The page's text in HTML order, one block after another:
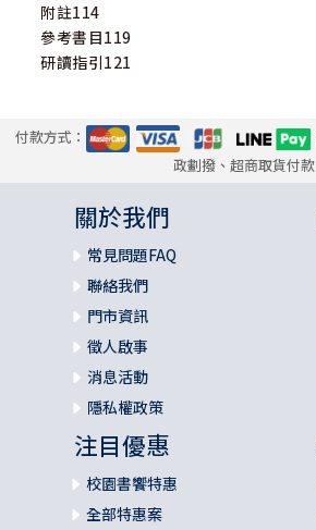
附註114
參考書目119
研讀指引121
付款方式：
政劃撥、超商取貨付款
關於我們
常見問題FAQ
聯絡我們
門市資訊
徵人啟事
消息活動
隱私權政策
注目優惠
校園書饗特惠
全部特惠案